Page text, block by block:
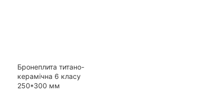
Бронеплита титано-
керамічна 6 класу
250*300 мм